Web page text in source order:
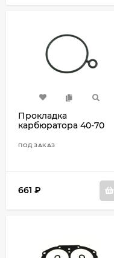
Прокладка
карбюратора 40-70
ПОД ЗАКАЗ
661 ₽